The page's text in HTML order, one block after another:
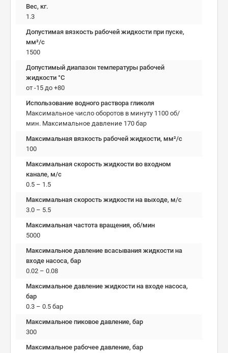
Вес, кг.
1.3
Допустимая вязкость рабочей жидкости при пуске,
мм²/c
1500
Допустимый диапазон температуры рабочей
жидкости °C
от -15 до +80
Использование водного раствора гликоля
Максимальное число оборотов в минуту 1100 об/
мин. Максимальное давление 170 бар
Максимальная вязкость рабочей жидкости, мм²/c
100
Максимальная скорость жидкости во входном
канале, м/с
0.5 – 1.5
Максимальная скорость жидкости на выходе, м/с
3.0 – 5.5
Максимальная частота вращения, об/мин
5000
Максимальное давление всасывания жидкости на
входе насоса, бар
0.02 – 0.08
Максимальное давление жидкости на входе насоса,
бар
0.3 – 0.5 бар
Максимальное пиковое давление, бар
300
Максимальное рабочее давление, бар